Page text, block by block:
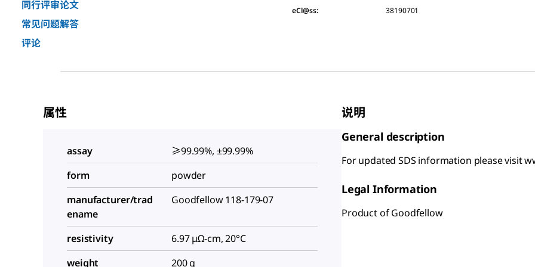
同行评审论文
常见问题解答
评论
eCl@ss:
38190701
属性
assay
≥99.99%, ±99.99%
form
powder
manufacturer/trad
ename
Goodfellow 118-179-07
resistivity
6.97 μΩ-cm, 20°C
weight
200 g
说明
General description
For updated SDS information please visit
Legal Information
Product of Goodfellow